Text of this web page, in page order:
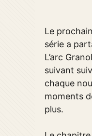
Le
série a
L’arc
suivant
chaque
moments
plus.